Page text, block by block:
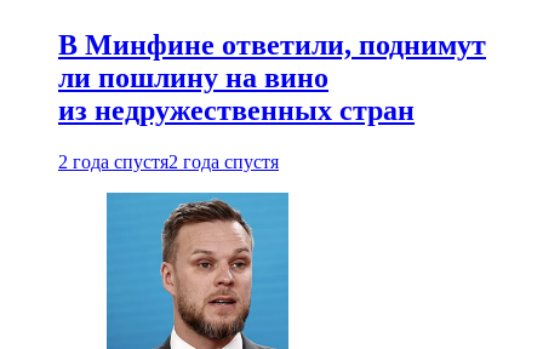
В Минфине ответили, поднимут
ли пошлину на вино
из недружественных стран
2 года спустя2 года спустя